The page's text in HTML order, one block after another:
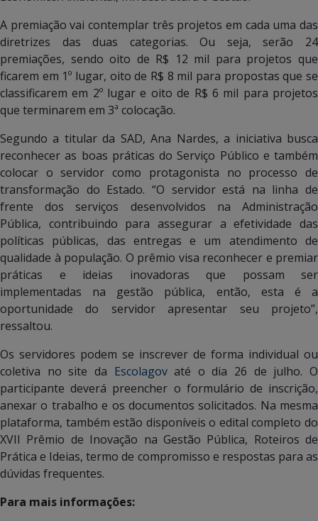
A premiação vai contemplar três projetos em cada uma das
diretrizes das duas categorias. Ou seja, serão 24
premiações, sendo oito de R$ 12 mil para projetos que
ficarem em 1º lugar, oito de R$ 8 mil para propostas que se
classificarem em 2º lugar e oito de R$ 6 mil para projetos
que terminarem em 3ª colocação.
Segundo a titular da SAD, Ana Nardes, a iniciativa busca
reconhecer as boas práticas do Serviço Público e também
colocar o servidor como protagonista no processo de
transformação do Estado. “O servidor está na linha de
frente dos serviços desenvolvidos na Administração
Pública, contribuindo para assegurar a efetividade das
políticas públicas, das entregas e um atendimento de
qualidade à população. O prêmio visa reconhecer e premiar
práticas e ideias inovadoras que possam ser
implementadas na gestão pública, então, esta é a
oportunidade do servidor apresentar seu projeto”,
ressaltou.
Os servidores podem se inscrever de forma individual ou
coletiva no site da Escolagovaté o dia 26 de julho. O
participante deverá preencher o formulário de inscrição,
anexar o trabalho e os documentos solicitados. Na mesma
plataforma, também estão disponíveis o edital completo do
XVII Prêmio de Inovação na Gestão Pública, Roteiros de
Prática e Ideias, termo de compromisso e respostas para as
dúvidas frequentes.
Para mais informações: